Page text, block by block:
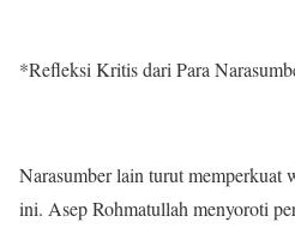
*Refleksi Kritis dari Para
Narasumber lain turut memperkuat
ini. Asep Rohmatullah menyoroti